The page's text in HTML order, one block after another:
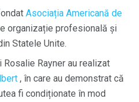
Asociația Americană de
organizație profesională și
Statele Unite.
Rosalie Rayner au realizat
, în care au demonstrat că
fi condiționate în mod